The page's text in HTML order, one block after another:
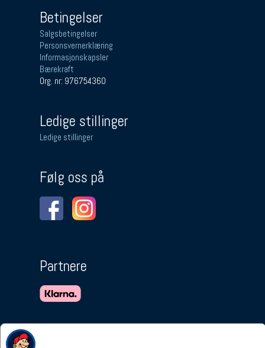
Betingelser
Salgsbetingelser
Personsvernerklæring
Informasjonskapsler
Bærekraft
Org. nr: 976754360
Ledige stillinger
Ledige stillinger
Følg oss på
Partnere